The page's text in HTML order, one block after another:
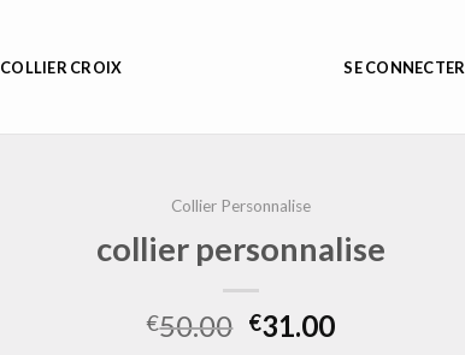
COLLIER CROIX SE CONNECTER
Collier Personnalise
collier personnalise
€50.00 €31.00